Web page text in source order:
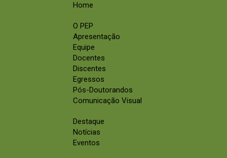
Home
O PEP
Apresentação
Equipe
Docentes
Discentes
Egressos
Pós-Doutorandos
Comunicação Visual
Destaque
Notícias
Eventos